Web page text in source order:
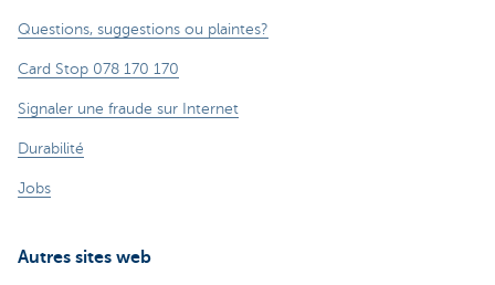
Questions, suggestions ou plaintes?
Card Stop 078 170 170
Signaler une fraude sur Internet
Durabilité
Jobs
Autres sites web